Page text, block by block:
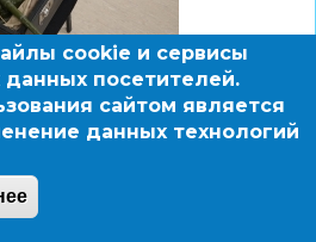
cookie и сервисы
данных посетителей.
сайтом является
данных технологий